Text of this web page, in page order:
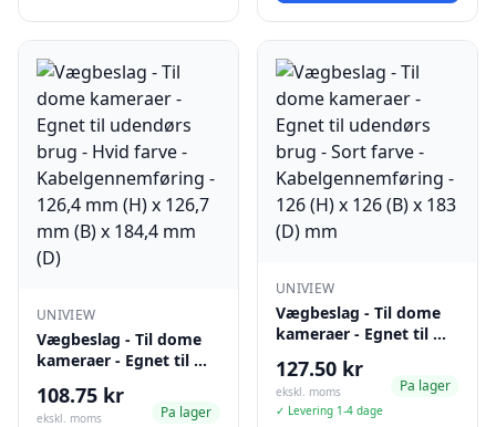
UNIVIEW
Vægbeslag - Til dome
kameraer - Egnet til …
108.75 kr
ekskl. moms
Pa lager
UNIVIEW
Vægbeslag - Til dome
kameraer - Egnet til …
127.50 kr
ekskl. moms
✓ Levering 1-4 dage
Pa lager